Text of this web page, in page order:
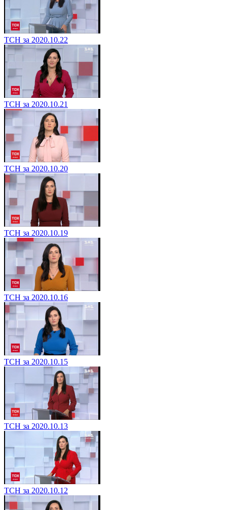
ТСН за 2020.10.22
ТСН за 2020.10.21
ТСН за 2020.10.20
ТСН за 2020.10.19
ТСН за 2020.10.16
ТСН за 2020.10.15
ТСН за 2020.10.13
ТСН за 2020.10.12